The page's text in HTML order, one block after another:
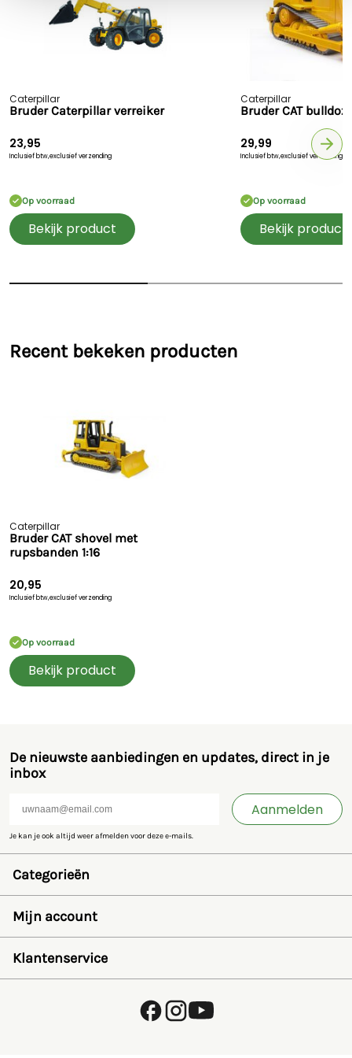
Caterpillar
Bruder Caterpillar verreiker
23,95
Inclusief btw,exclusief verzending
Op voorraad
Bekijk product
Caterpillar
Bruder CAT
29,99
Inclusief btw,exclusief verzending
Op voorraad
Bekijk product
Recent bekeken producten
Caterpillar
Bruder CAT shovel met
rupsbanden 1:16
20,95
Inclusief btw,exclusief verzending
Op voorraad
Bekijk product
De nieuwste aanbiedingen en updates, direct in je
inbox
Aanmelden
Je kan je ook altijd weer afmelden voor deze e-mails.
Categorieën
Bruder
SIKU
Rolly Toys
Britains
Kids Globe
Jamara
Mijn account
Wensenlijst
Wachtwoord herstellen
Account aanmaken
Klantenservice